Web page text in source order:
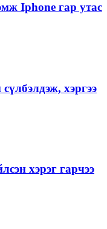
Iphone гар утас
хэргээ
хэрэг гарчээ